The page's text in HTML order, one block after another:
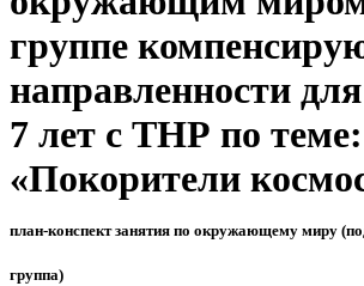
группе
направленности
7 лет с ТНР по теме:
«Покорители
план-конспект занятия по окружающему миру
группа)